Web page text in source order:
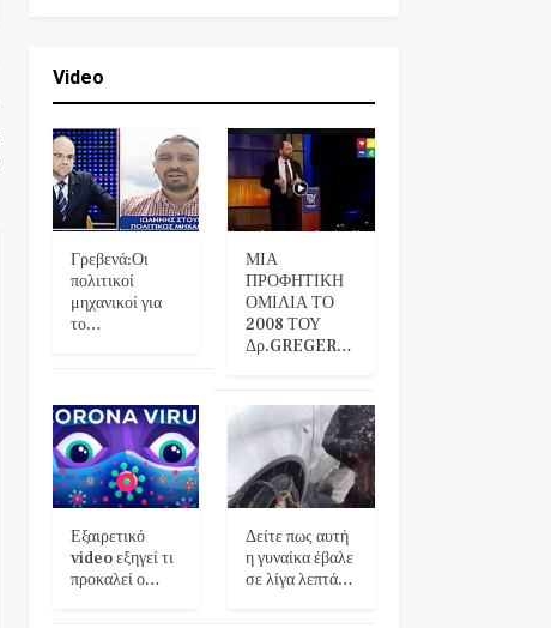
Video
Γρεβενά:Οι
πολιτικοί
μηχανικοί για
το…
ΜΙΑ
ΠΡΟΦΗΤΙΚΗ
ΟΜΙΛΙΑ ΤΟ
2008 ΤΟΥ
Δρ.GREGER…
Εξαιρετικό
video εξηγεί τι
προκαλεί ο…
Δείτε πως αυτή
η γυναίκα έβαλε
σε λίγα λεπτά…